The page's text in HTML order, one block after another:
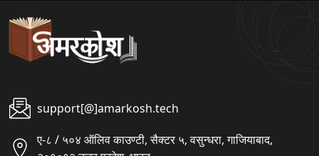
support[@]amarkosh.tech
ए-८ / ५०४ ऑलिव काउण्टी, सैक्टर ५, वसुन्धरा, गाजियाबाद,